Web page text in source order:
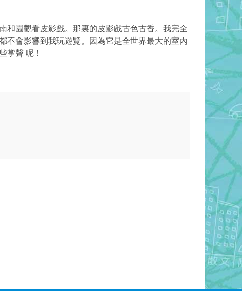
和園觀看皮影戲。那裏的皮影戲古色古香。我完全
不會影響到我玩遊覽。因為它是全世界最大的室內
掌聲 呢！